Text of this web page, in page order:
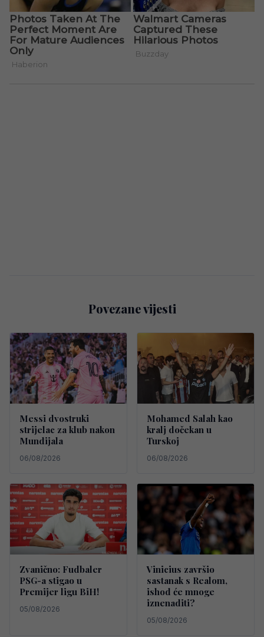
Povezane vijesti
Messi dvostruki
strijelac za klub nakon
Mundijala
06/08/2026
Mohamed Salah kao
kralj dočekan u
Turskoj
06/08/2026
Zvanično: Fudbaler
PSG-a stigao u
Premijer ligu BiH!
05/08/2026
Vinicius završio
sastanak s Realom,
ishod će mnoge
iznenaditi?
05/08/2026